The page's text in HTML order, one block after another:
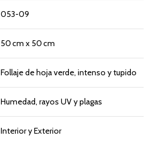
053-09
50 cm x 50 cm
Follaje de hoja verde, intenso y tupido
Humedad, rayos UV y plagas
Interior y Exterior